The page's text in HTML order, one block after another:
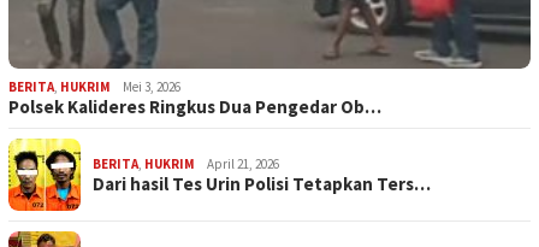
BERITA, HUKRIM Mei 3, 2026
Polsek Kalideres Ringkus Dua Pengedar Ob…
BERITA, HUKRIM April 21, 2026
Dari hasil Tes Urin Polisi Tetapkan Ters…